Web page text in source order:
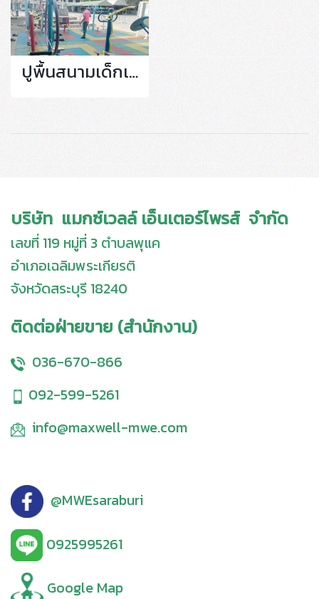
ปูพื้นสนามเด็กเล่น
บริษัท แมกซ์เวลล์ เอ็นเตอร์ไพรส์ จำกัด
เลขที่ 119 หมู่ที่ 3 ตำบลพุแค
อำเภอเฉลิมพระเกียรติ
จังหวัดสระบุรี 18240
ติดต่อฝ่ายขาย (สำนักงาน)
036-670-866
092-599-5261
info@maxwell-mwe.com
@MWEsaraburi
0925995261
Google Map